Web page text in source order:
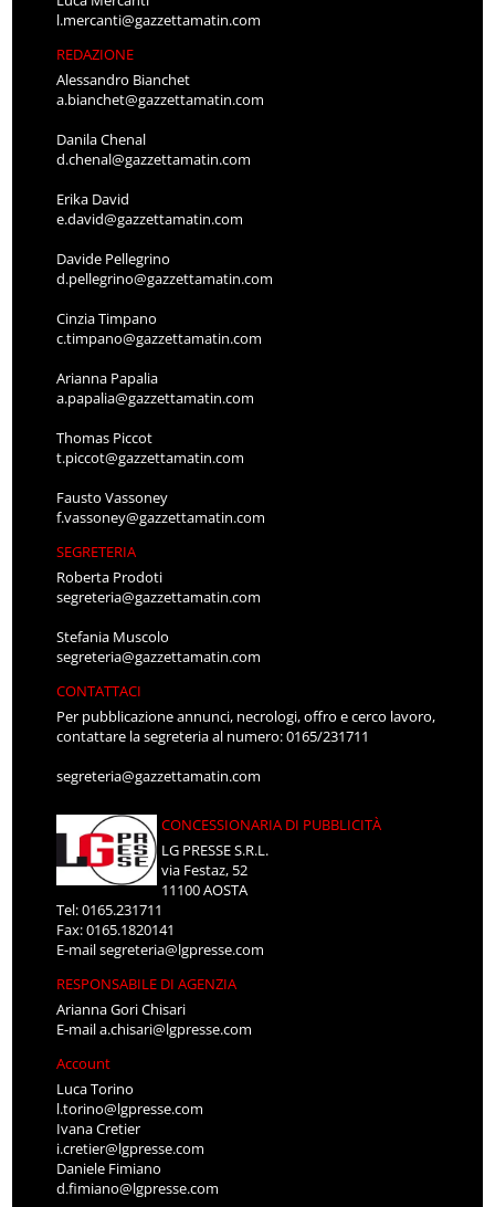
l.mercanti@gazzettamatin.com
REDAZIONE
Alessandro Bianchet
a.bianchet@gazzettamatin.com
Danila Chenal
d.chenal@gazzettamatin.com
Erika David
e.david@gazzettamatin.com
Davide Pellegrino
d.pellegrino@gazzettamatin.com
Cinzia Timpano
c.timpano@gazzettamatin.com
Arianna Papalia
a.papalia@gazzettamatin.com
Thomas Piccot
t.piccot@gazzettamatin.com
Fausto Vassoney
f.vassoney@gazzettamatin.com
SEGRETERIA
Roberta Prodoti
segreteria@gazzettamatin.com
Stefania Muscolo
segreteria@gazzettamatin.com
CONTATTACI
Per pubblicazione annunci, necrologi, offro e cerco lavoro,
contattare la segreteria al numero: 0165/231711
segreteria@gazzettamatin.com
CONCESSIONARIA DI PUBBLICITÀ
LG PRESSE S.R.L.
via Festaz, 52
11100 AOSTA
Tel: 0165.231711
Fax: 0165.1820141
E-mailsegreteria@lgpresse.com
RESPONSABILE DI AGENZIA
Arianna Gori Chisari
E-maila.chisari@lgpresse.com
Account
Luca Torino
l.torino@lgpresse.com
Ivana Cretier
i.cretier@lgpresse.com
Daniele Fimiano
d.fimiano@lgpresse.com